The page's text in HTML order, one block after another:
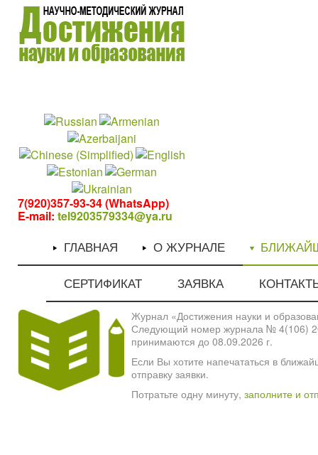
7(920)357-93-34 (WhatsApp)
E-mail: tel9203579334@ya.ru
ГЛАВНАЯ О ЖУРНАЛЕ
СЕРТИФИКАТ ЗАЯВКА
Журнал «Достижения науки и
Следующий номер журнала № 4(106)
принимаются до 08.09.2026 г.
Если Вы хотите напечататься в
отправку заявки.
Потратьте одну минуту, заполните и